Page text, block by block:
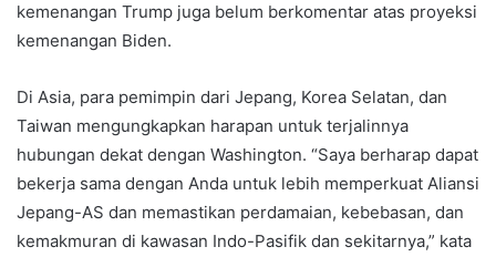
kemenangan Trump juga belum berkomentar atas proyeksi
kemenangan Biden.
Di Asia, para pemimpin dari Jepang, Korea Selatan, dan
Taiwan mengungkapkan harapan untuk terjalinnya
hubungan dekat dengan Washington. “Saya berharap dapat
bekerja sama dengan Anda untuk lebih memperkuat Aliansi
Jepang-AS dan memastikan perdamaian, kebebasan, dan
kemakmuran di kawasan Indo-Pasifik dan sekitarnya,” kata